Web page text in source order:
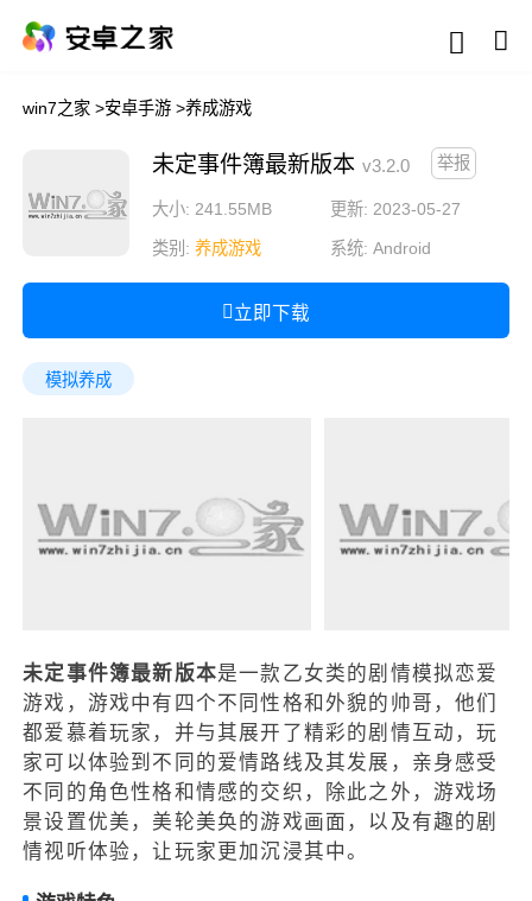
win7之家 >安卓手游 >养成游戏
未定事件簿最新版本 v3.2.0 举报
大小: 241.55MB 更新: 2023-05-27
类别: 养成游戏 系统:Android
立即下载
模拟养成
未定事件簿最新版本是一款乙女类的剧情模拟恋爱
游戏，游戏中有四个不同性格和外貌的帅哥，他们
都爱慕着玩家，并与其展开了精彩的剧情互动，玩
家可以体验到不同的爱情路线及其发展，亲身感受
不同的角色性格和情感的交织，除此之外，游戏场
景设置优美，美轮美奂的游戏画面，以及有趣的剧
情视听体验，让玩家更加沉浸其中。